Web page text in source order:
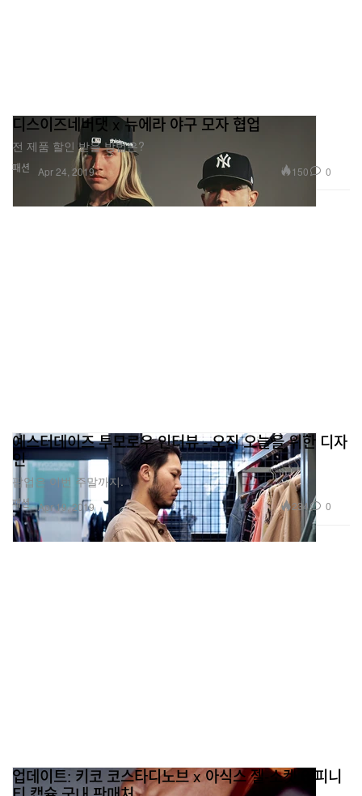
패션
디스이즈네버댓 x 뉴에라 야구 모자 협업
전 제품 할인 받을 방법은?
Apr 24, 2019 150 0
패션
예스터데이즈 투모로우 인터뷰 - 오직 오늘을 위한 디자
인
팝업은 이번 주말까지.
Apr 19, 2019 234 0
업데이트: 키코 코스타디노브 x 아식스 젤-소켓 인피니